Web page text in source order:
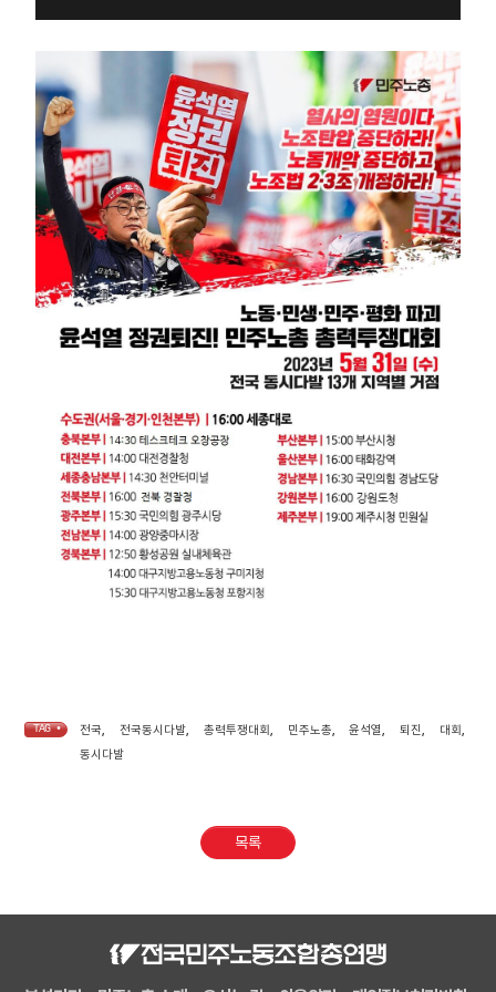
TAG • 전국, 전국동시다발, 총력투쟁대회, 민주노총, 윤석열, 퇴진, 대회,
동시다발
목록